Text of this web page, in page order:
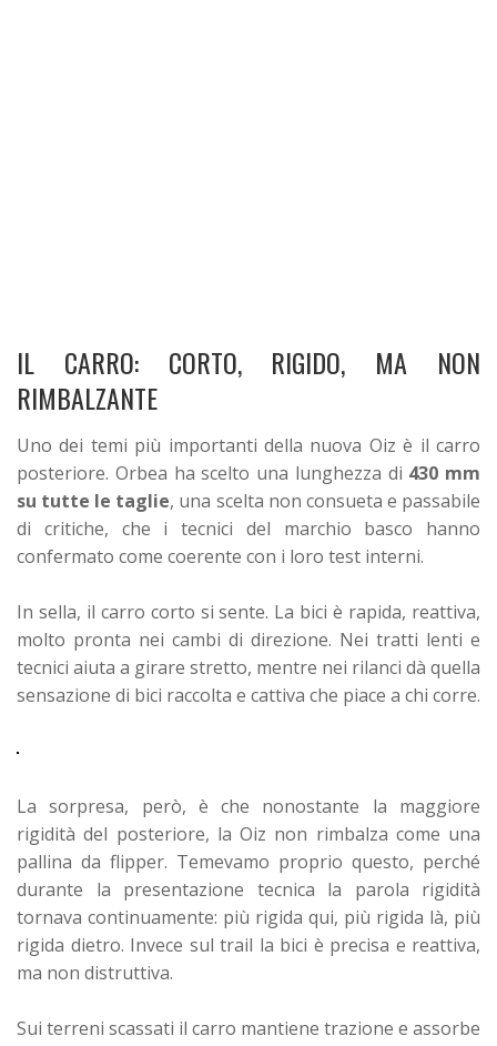
IL CARRO: CORTO, RIGIDO, MA NON
RIMBALZANTE
Uno dei temi più importanti della nuova Oiz è il carro
posteriore. Orbea ha scelto una lunghezza di 430 mm
su tutte le taglie, una scelta non consueta e passabile
di critiche, che i tecnici del marchio basco hanno
confermato come coerente con i loro test interni.
In sella, il carro corto si sente. La bici è rapida, reattiva,
molto pronta nei cambi di direzione. Nei tratti lenti e
tecnici aiuta a girare stretto, mentre nei rilanci dà quella
sensazione di bici raccolta e cattiva che piace a chi corre.
La sorpresa, però, è che nonostante la maggiore
rigidità del posteriore, la Oiz non rimbalza come una
pallina da flipper. Temevamo proprio questo, perché
durante la presentazione tecnica la parola rigidità
tornava continuamente: più rigida qui, più rigida là, più
rigida dietro. Invece sul trail la bici è precisa e reattiva,
ma non distruttiva.
Sui terreni scassati il carro mantiene trazione e assorbe